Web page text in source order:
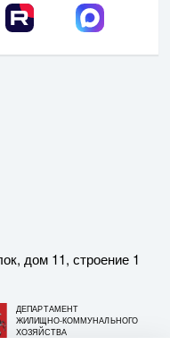
дом 11, строение 1
ДЕПАРТАМЕНТ
ЖИЛИЩНО-КОММУНАЛЬНОГО
ХОЗЯЙСТВА